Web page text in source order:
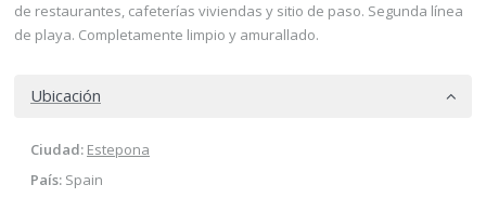
de restaurantes, cafeterías viviendas y sitio de paso. Segunda línea
de playa. Completamente limpio y amurallado.
Ubicación
Ciudad: Estepona
País: Spain